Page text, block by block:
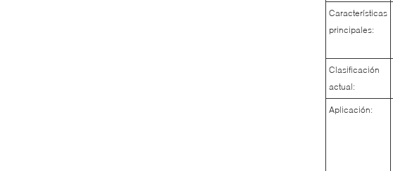
Características
principales:
Clasificación
actual:
Aplicación: